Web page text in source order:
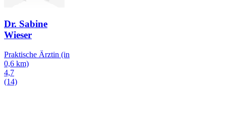
Dr. Sabine
Wieser
Praktische Ärztin (in
0,6 km)
4,7
(14)